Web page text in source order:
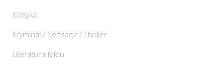
Klasyka
Kryminał / Sensacja / Thriller
Literatura faktu